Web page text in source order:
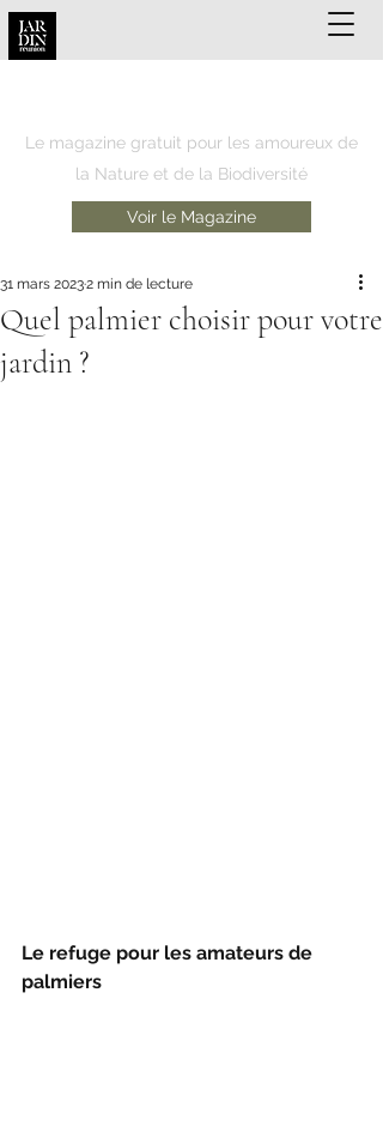
Le magazine gratuit pour les amoureux de
la Nature et de la Biodiversité
Voir le Magazine
Quel palmier choisir pour votre
jardin ?
31 mars 20232 min de lecture
Le refuge pour les amateurs de
palmiers